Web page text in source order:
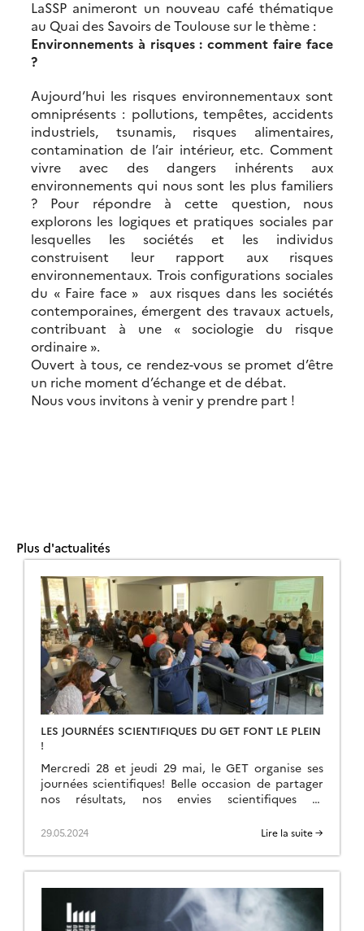
LaSSP animeront un nouveau café thématique
au Quai des Savoirs de Toulouse sur le thème :
Environnements à risques : comment faire face
?
Aujourd’hui les risques environnementaux sont
omniprésents : pollutions, tempêtes, accidents
industriels, tsunamis, risques alimentaires,
contamination de l’air intérieur, etc. Comment
vivre avec des dangers inhérents aux
environnements qui nous sont les plus familiers
? Pour répondre à cette question, nous
explorons les logiques et pratiques sociales par
lesquelles les sociétés et les individus
construisent leur rapport aux risques
environnementaux. Trois configurations sociales
du « Faire face » aux risques dans les sociétés
contemporaines, émergent des travaux actuels,
contribuant à une « sociologie du risque
ordinaire ».
Ouvert à tous, ce rendez-vous se promet d’être
un riche moment d’échange et de débat.
Nous vous invitons à venir y prendre part !
Plus d'actualités
LES JOURNÉES SCIENTIFIQUES DU GET FONT LE PLEIN
!
Mercredi 28 et jeudi 29 mai, le GET organise ses
journées scientifiques! Belle occasion de partager
nos résultats, nos envies scientifiques et
29.05.2024 Lire la suite →